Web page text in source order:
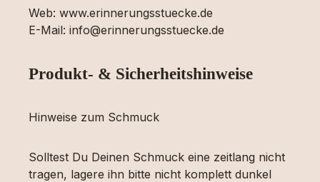
Web: www.erinnerungsstuecke.de
E-Mail: info@erinnerungsstuecke.de
Produkt- & Sicherheitshinweise
Hinweise zum Schmuck
Solltest Du Deinen Schmuck eine zeitlang nicht
tragen, lagere ihn bitte nicht komplett dunkel